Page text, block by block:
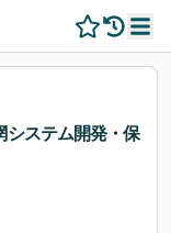
ステム開発・保